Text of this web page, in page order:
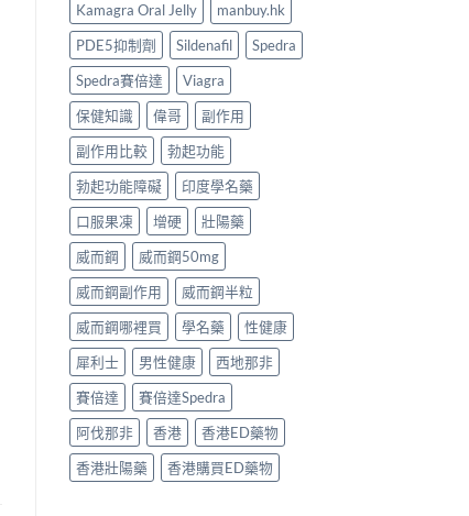
Kamagra Oral Jelly
manbuy.hk
PDE5抑制劑
Sildenafil
Spedra
Spedra賽倍達
Viagra
保健知識
偉哥
副作用
副作用比較
勃起功能
勃起功能障礙
印度學名藥
口服果凍
增硬
壯陽藥
威而鋼
威而鋼50mg
威而鋼副作用
威而鋼半粒
威而鋼哪裡買
學名藥
性健康
犀利士
男性健康
西地那非
賽倍達
賽倍達Spedra
阿伐那非
香港
香港ED藥物
香港壯陽藥
香港購買ED藥物